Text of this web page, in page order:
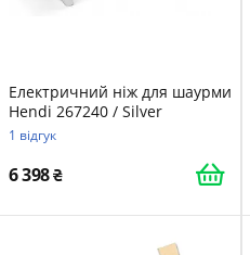
Електричний ніж для шаурми
Hendi 267240 / Silver
1 відгук
6 398